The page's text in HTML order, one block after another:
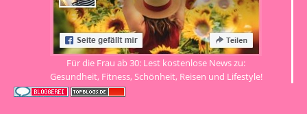
Für die Frau ab 30: Lest kostenlose News zu:
Gesundheit, Fitness, Schönheit, Reisen und Lifestyle!